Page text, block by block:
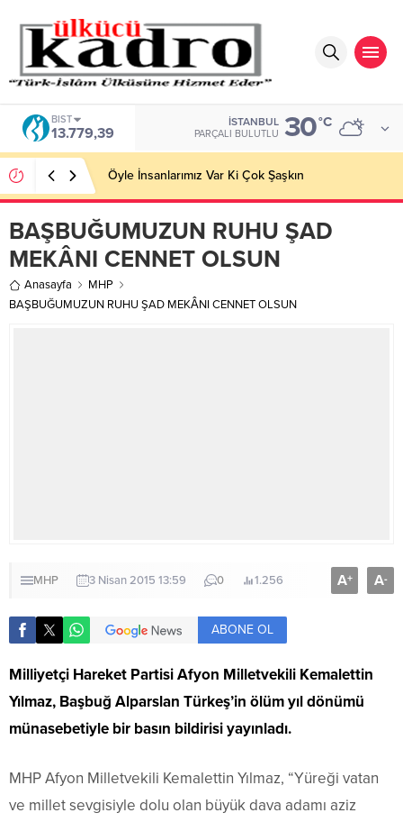
BIST
13.779,39
İSTANBUL
PARÇALI BULUTLU 30°C
Öyle İnsanlarımız Var Ki Çok Şaşkın
BAŞBUĞUMUZUN RUHU ŞAD
MEKÂNI CENNET OLSUN
Anasayfa
MHP
BAŞBUĞUMUZUN RUHU ŞAD MEKÂNI CENNET OLSUN
MHP 3 Nisan 2015 13:59 0 1.256 A+ A-
ABONE OL
Milliyetçi Hareket Partisi Afyon Milletvekili Kemalettin
Yılmaz, Başbuğ Alparslan Türkeş’in ölüm yıl dönümü
münasebetiyle bir basın bildirisi yayınladı.
MHP Afyon Milletvekili Kemalettin Yılmaz, “Yüreği vatan
ve millet sevgisiyle dolu olan büyük dava adamı aziz